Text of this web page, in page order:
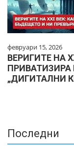
февруари 15, 2026
ВЕРИГИТЕ НА
„ДИГИТАЛНИ
Последни